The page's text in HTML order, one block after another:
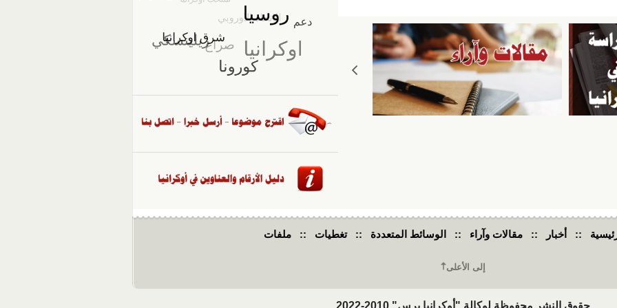
:: أخبار :: مقالات وآراء :: الوسائط المتعددة :: تغطيات :: ملفات
إلى الأعلى
حقوق النشر محفوظة لوكالة "أوكرانيا برس" 2010-2022